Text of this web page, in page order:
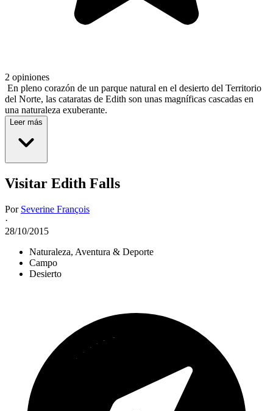
2 opiniones
En pleno corazón de un parque natural en el desierto del Territorio
del Norte, las cataratas de Edith son unas magníficas cascadas en
una naturaleza exuberante.
Leer más
Visitar Edith Falls
Por Severine François
·
28/10/2015
Naturaleza, Aventura & Deporte
Campo
Desierto